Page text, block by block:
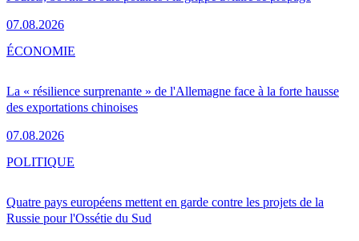
07.08.2026
La « résilience surprenante » de l'Allemagne face à la forte hausse
des exportations chinoises
07.08.2026
ÉCONOMIE
Quatre pays européens mettent en garde contre les projets de la
Russie pour l'Ossétie du Sud
POLITIQUE